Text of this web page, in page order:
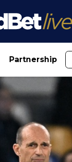
Partnership